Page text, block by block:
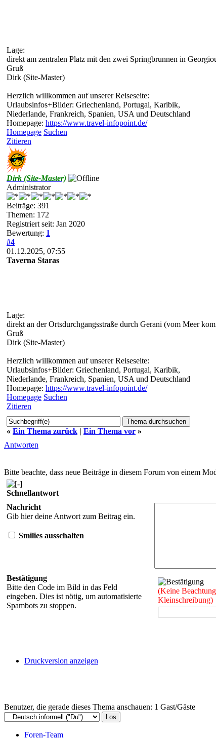
Lage:
direkt am zentralen Platz mit den zwei Springbrunnen in
Gruß
Dirk (Site-Master)
Herzlich willkommen auf unserer Reiseseite:
Urlaubsinfos+Bilder: Griechenland, Portugal, Karibik,
Niederlande, Frankreich, Spanien, USA und Deutschland
Homepage: https://www.travel-infopoint.de/
Homepage Suchen
Zitieren
Dirk (Site-Master)
Administrator
Beiträge: 391
Themen: 172
Registriert seit: Jan 2020
Bewertung: 1
#4
01.12.2025, 07:55
Taverna Staras
Lage:
direkt an der Ortsdurchgangsstraße durch Gerani (vom Meer
Gruß
Dirk (Site-Master)
Herzlich willkommen auf unserer Reiseseite:
Urlaubsinfos+Bilder: Griechenland, Portugal, Karibik,
Niederlande, Frankreich, Spanien, USA und Deutschland
Homepage: https://www.travel-infopoint.de/
Homepage Suchen
Zitieren
« Ein Thema zurück | Ein Thema vor »
Antworten
Bitte beachte, dass neue Beiträge in diesem Forum von einem
Schnellantwort
Nachricht
Gib hier deine Antwort zum Beitrag ein.
Smilies ausschalten
Bestätigung
Bitte den Code im Bild in das Feld
eingeben. Dies ist nötig, um automatisierte
Spambots zu stoppen.
(Keine
Kleinschreibung)
Druckversion anzeigen
Benutzer, die gerade dieses Thema anschauen: 1 Gast/Gäste
Foren-Team